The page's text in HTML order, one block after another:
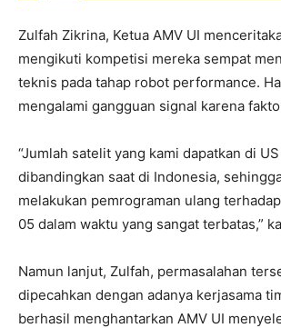
Zulfah Zikrina, Ketua AMV UI
mengikuti kompetisi mereka sempat
teknis pada tahap robot performance.
mengalami gangguan signal karena
“Jumlah satelit yang kami dapatkan di
dibandingkan saat di Indonesia,
melakukan pemrograman ulang
05 dalam waktu yang sangat terbatas,”
Namun lanjut, Zulfah, permasalahan
dipecahkan dengan adanya kerjasama
berhasil menghantarkan AMV UI